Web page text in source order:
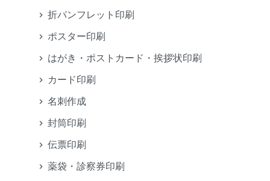
折パンフレット印刷
ポスター印刷
はがき・ポストカード・挨拶状印刷
カード印刷
名刺作成
封筒印刷
伝票印刷
薬袋・診察券印刷